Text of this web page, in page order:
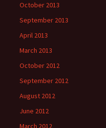
October 2013
September 2013
April 2013
March 2013
October 2012
September 2012
August 2012
June 2012
March 2012